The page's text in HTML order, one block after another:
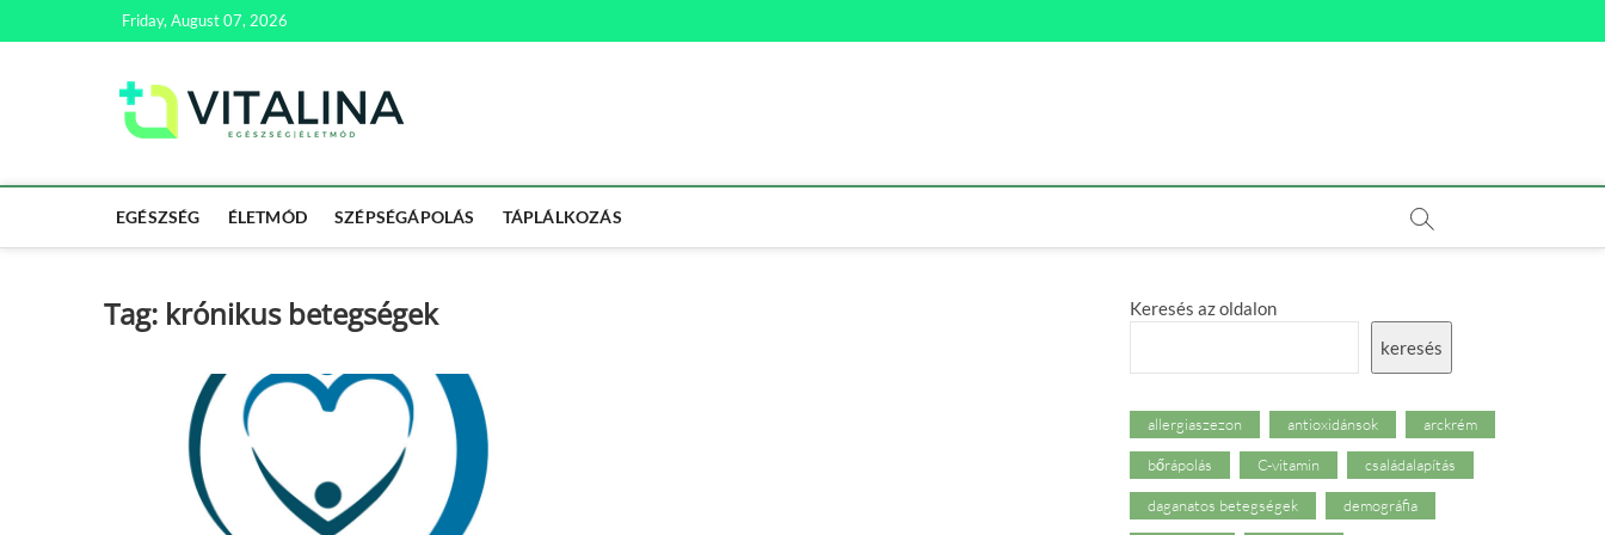
to
Friday, August 07, 2026
EGÉSZSÉG ÉLETMÓD SZÉPSÉGÁPOLÁS TÁPLÁLKOZÁS
Tag: krónikus betegségek
Keresés az oldalon
keresés
allergiaszezon antioxidánsok arckrém
bőrápolás C-vitamin családalapítás
daganatos betegségek demográfia